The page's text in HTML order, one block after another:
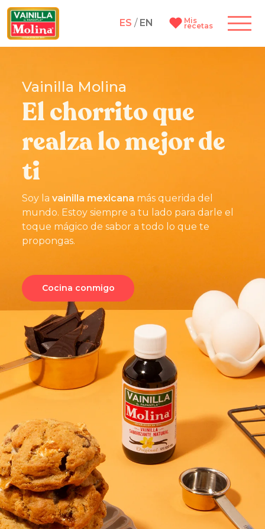
ES / EN Mis
recetas
Vainilla Molina
El chorrito que
realza lo mejor de
ti
Soy lavainilla mexicana más querida del
mundo. Estoy siempre a tu lado para darle el
toque mágico de sabor a todo lo que te
propongas.
Cocina conmigo